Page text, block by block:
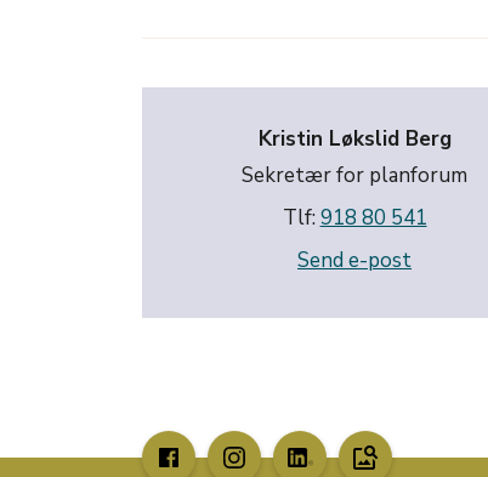
Kristin Løkslid Berg
Sekretær for planforum
Tlf: 918 80 541
Send e-post
image_search